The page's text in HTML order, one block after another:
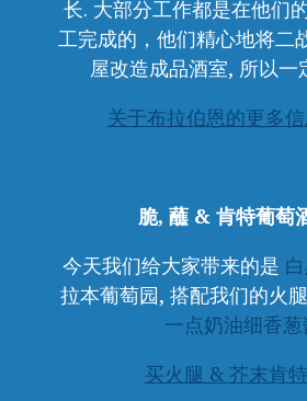
长. 大部分工作都是在他们
工完成的，他们精心地将二
屋改造成品酒室, 所以一
关于布拉伯恩的更多
脆, 蘸 & 肯特葡萄
今天我们给大家带来的是
拉本葡萄园, 搭配我们的火
一点奶油细香葱
买火腿 & 芥末肯